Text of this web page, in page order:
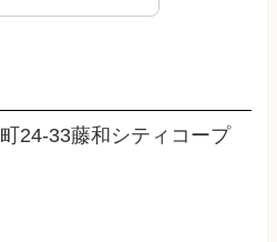
24-33藤和シティコープ